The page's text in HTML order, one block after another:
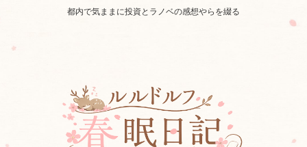
都内で気ままに投資とラノベの感想やらを綴る